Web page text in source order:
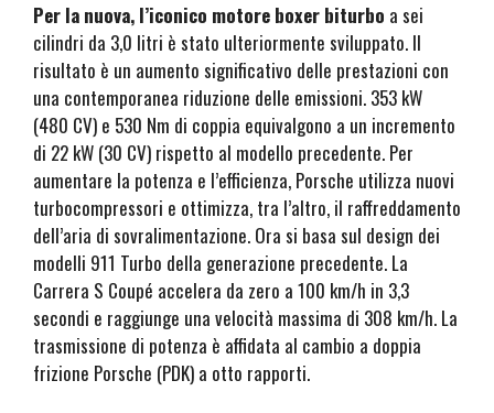
Per la nuova, l’iconico motore boxer biturbo a sei
cilindri da 3,0 litri è stato ulteriormente sviluppato. Il
risultato è un aumento significativo delle prestazioni con
una contemporanea riduzione delle emissioni. 353 kW
(480 CV) e 530 Nm di coppia equivalgono a un incremento
di 22 kW (30 CV) rispetto al modello precedente. Per
aumentare la potenza e l’efficienza, Porsche utilizza nuovi
turbocompressori e ottimizza, tra l’altro, il raffreddamento
dell’aria di sovralimentazione. Ora si basa sul design dei
modelli 911 Turbo della generazione precedente. La
Carrera S Coupé accelera da zero a 100 km/h in 3,3
secondi e raggiunge una velocità massima di 308 km/h. La
trasmissione di potenza è affidata al cambio a doppia
frizione Porsche (PDK) a otto rapporti.